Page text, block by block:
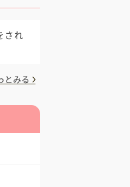
され
とみる